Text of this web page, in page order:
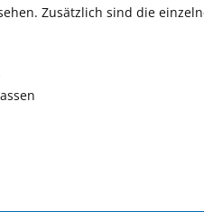
Zusätzlich sind die